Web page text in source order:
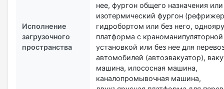
Исполнение
загрузочного
пространства
нее, фургон общего назначения или
изотермический фургон
гидробортом или без него,
платформа с краноманипуляторной
установкой или без нее для
автомобилей (автоэвакуатор),
машина, илососная машина,
каналопромывочная машина,